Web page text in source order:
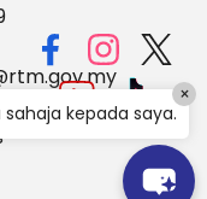
kepada saya.
×